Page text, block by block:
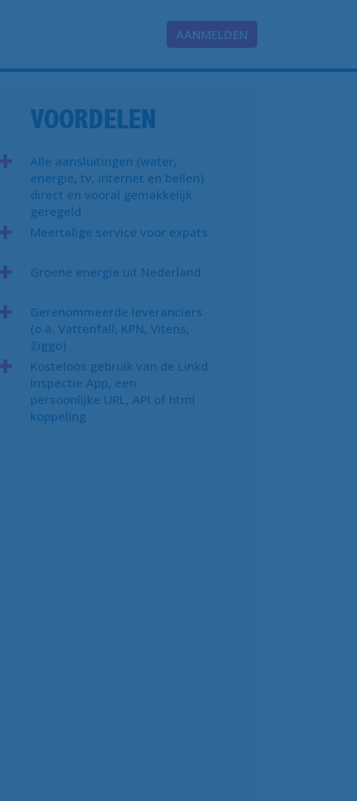
AANMELDEN
VOORDELEN
Alle aansluitingen (water,
energie, tv, internet en bellen)
direct en vooral gemakkelijk
geregeld
Meertalige service voor expats
Groene energie uit Nederland
Gerenommeerde leveranciers
(o.a. Vattenfall, KPN, Vitens,
Ziggo)
Kosteloos gebruik van de Linkd
Inspectie App, een
persoonlijke URL, API of html
koppeling